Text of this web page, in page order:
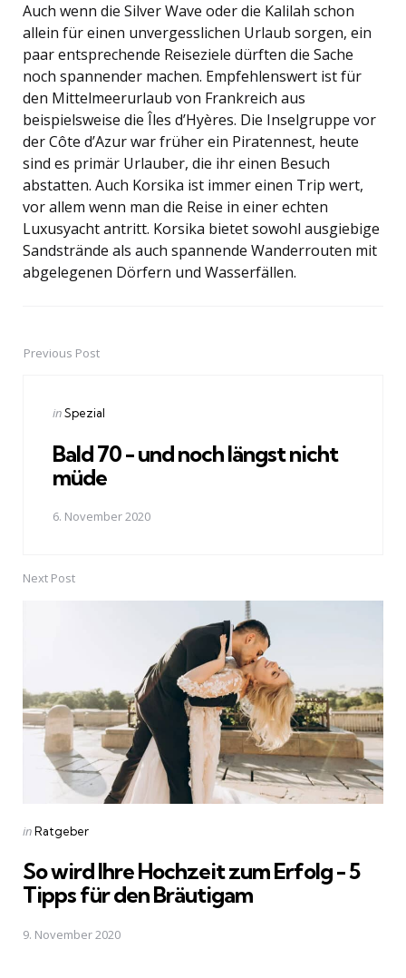
Auch wenn die Silver Wave oder die Kalilah schon
allein für einen unvergesslichen Urlaub sorgen, ein
paar entsprechende Reiseziele dürften die Sache
noch spannender machen. Empfehlenswert ist für
den Mittelmeerurlaub von Frankreich aus
beispielsweise die Îles d’Hyères. Die Inselgruppe vor
der Côte d’Azur war früher ein Piratennest, heute
sind es primär Urlauber, die ihr einen Besuch
abstatten. Auch Korsika ist immer einen Trip wert,
vor allem wenn man die Reise in einer echten
Luxusyacht antritt. Korsika bietet sowohl ausgiebige
Sandstrände als auch spannende Wanderrouten mit
abgelegenen Dörfern und Wasserfällen.
PostPrevious Post
Posted
inSpezial
Bald 70 - und noch längst nicht
müde
6. November 2020
Next Post
Posted
inRatgeber
So wird Ihre Hochzeit zum Erfolg - 5
Tipps für den Bräutigam
9. November 2020